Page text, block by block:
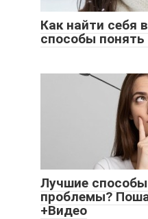
Как найти себя
способы понять
Лучшие
проблемы?
+Видео